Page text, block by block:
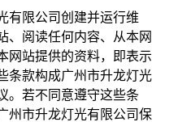
有限公司创建并运行维
、阅读任何内容、从本网
网站提供的资料，即表示
条款构成广州市升龙灯光
。若不同意遵守这些条
州市升龙灯光有限公司保